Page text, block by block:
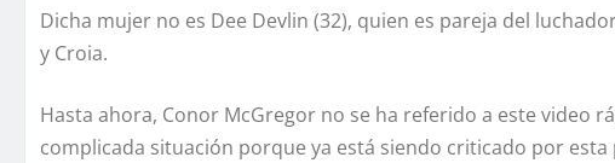
Dicha mujer no es Dee Devlin (32), quien es pareja del
y Croia.
Hasta ahora, Conor McGregor no se ha referido a este video
complicada situación porque ya está siendo criticado por